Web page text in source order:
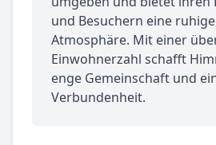
und Besuchern eine
Atmosphäre. Mit einer
Einwohnerzahl schafft
enge Gemeinschaft und
Verbundenheit.